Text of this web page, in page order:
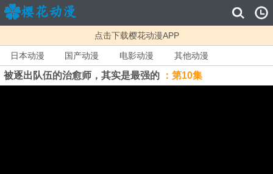
点击下载樱花动漫APP
日本动漫 国产动漫 电影动漫 其他动漫
被逐出队伍的治愈师，其实是最强的 ：第10集